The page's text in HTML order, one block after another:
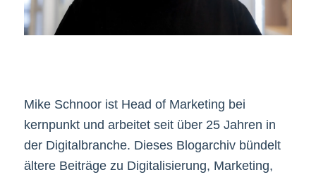
Mike Schnoor ist Head of Marketing bei
kernpunkt und arbeitet seit über 25 Jahren in
der Digitalbranche. Dieses Blogarchiv bündelt
ältere Beiträge zu Digitalisierung, Marketing,